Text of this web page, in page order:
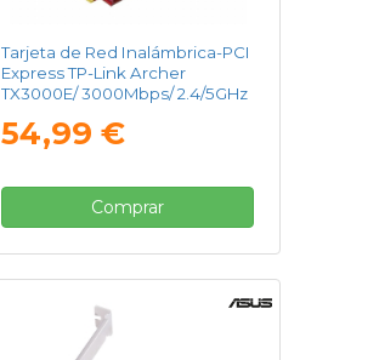
Tarjeta de Red Inalámbrica-PCI
Express TP-Link Archer
TX3000E/ 3000Mbps/ 2.4/5GHz
54,99 €
Comprar